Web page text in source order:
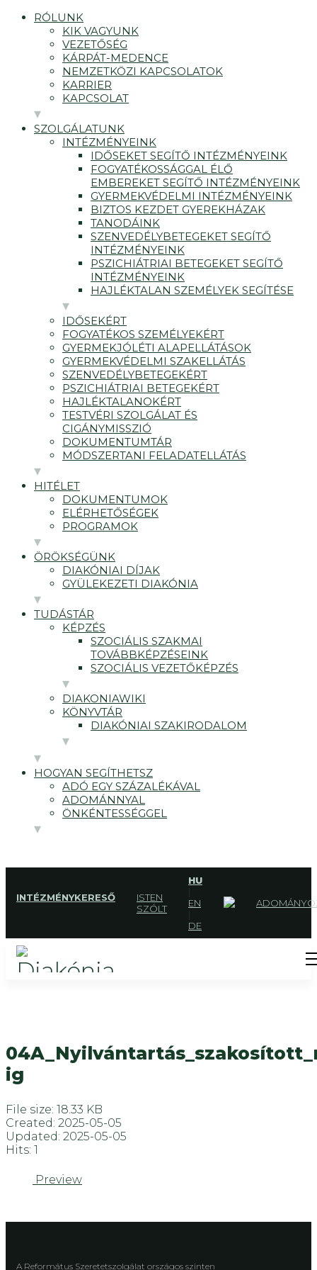
RÓLUNK
KIK VAGYUNK
VEZETŐSÉG
KÁRPÁT-MEDENCE
NEMZETKÖZI KAPCSOLATOK
KARRIER
KAPCSOLAT
SZOLGÁLATUNK
INTÉZMÉNYEINK
IDŐSEKET SEGÍTŐ INTÉZMÉNYEINK
FOGYATÉKOSSÁGGAL ÉLŐ
EMBEREKET SEGÍTŐ INTÉZMÉNYEINK
GYERMEKVÉDELMI INTÉZMÉNYEINK
BIZTOS KEZDET GYEREKHÁZAK
TANODÁINK
SZENVEDÉLYBETEGEKET SEGÍTŐ
INTÉZMÉNYEINK
PSZICHIÁTRIAI BETEGEKET SEGÍTŐ
INTÉZMÉNYEINK
HAJLÉKTALAN SZEMÉLYEK SEGÍTÉSE
IDŐSEKÉRT
FOGYATÉKOS SZEMÉLYEKÉRT
GYERMEKJÓLÉTI ALAPELLÁTÁSOK
GYERMEKVÉDELMI SZAKELLÁTÁS
SZENVEDÉLYBETEGEKÉRT
PSZICHIÁTRIAI BETEGEKÉRT
HAJLÉKTALANOKÉRT
TESTVÉRI SZOLGÁLAT ÉS
CIGÁNYMISSZIÓ
DOKUMENTUMTÁR
MÓDSZERTANI FELADATELLÁTÁS
HITÉLET
DOKUMENTUMOK
ELÉRHETŐSÉGEK
PROGRAMOK
ÖRÖKSÉGÜNK
DIAKÓNIAI DÍJAK
GYÜLEKEZETI DIAKÓNIA
TUDÁSTÁR
KÉPZÉS
SZOCIÁLIS SZAKMAI
TOVÁBBKÉPZÉSEINK
SZOCIÁLIS VEZETŐKÉPZÉS
DIAKONIAWIKI
KÖNYVTÁR
DIAKÓNIAI SZAKIRODALOM
HOGYAN SEGÍTHETSZ
ADÓ EGY SZÁZALÉKÁVAL
ADOMÁNNYAL
ÖNKÉNTESSÉGGEL
INTÉZMÉNYKERESŐ
ISTEN
SZÓLT
HU
|
EN
|
DE
ig
File size: 18.33 KB
Created: 2025-05-05
Updated: 2025-05-05
Hits: 1
Preview
A Református Szeretetszolgálat országos szinten